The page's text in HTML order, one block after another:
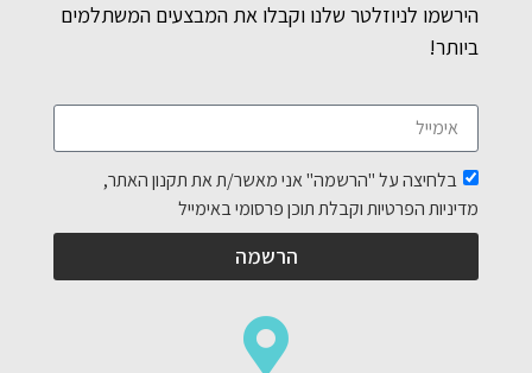
הירשמו לניוזלטר שלנו וקבלו את המבצעים המשתלמים
ביותר!
בלחיצה על "הרשמה" אני מאשר/ת את תקנון האתר,
מדיניות הפרטיות וקבלת תוכן פרסומי באימייל
הרשמה